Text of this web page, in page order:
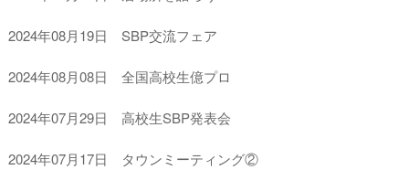
2024年08月19日 SBP交流フェア
2024年08月08日 全国高校生億プロ
2024年07月29日 高校生SBP発表会
2024年07月17日 タウンミーティング②